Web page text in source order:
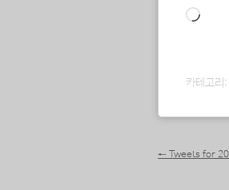
로
카테고리:
포스트
← Tweets for